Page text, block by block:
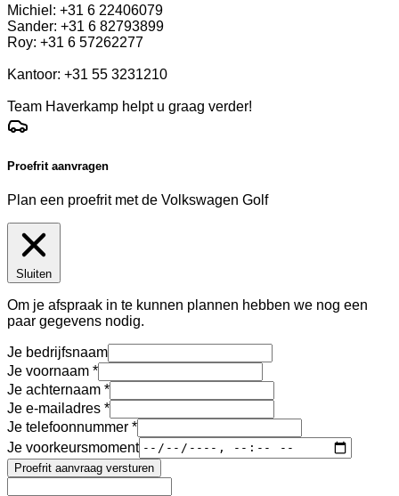
Michiel: +31 6 22406079
Sander: +31 6 82793899
Roy: +31 6 57262277
Kantoor: +31 55 3231210
Team Haverkamp helpt u graag verder!
Proefrit aanvragen
Plan een proefrit met de Volkswagen Golf
Sluiten
Om je afspraak in te kunnen plannen hebben we nog een
paar gegevens nodig.
Je bedrijfsnaam
Je voornaam
Je achternaam
Je e-mailadres
Je telefoonnummer
Je voorkeursmoment
Proefrit aanvraag versturen